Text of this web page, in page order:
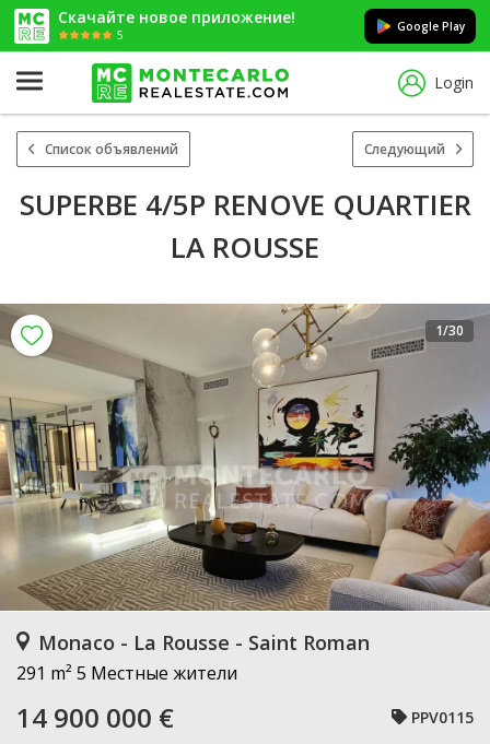
Скачайте новое приложение!
5
Google Play
Login
Список объявлений Следующий
SUPERBE 4/5P RENOVE QUARTIER
LA ROUSSE
1/30
Monaco - La Rousse - Saint Roman
291 m² 5 Местные жители
14 900 000 € PPV0115